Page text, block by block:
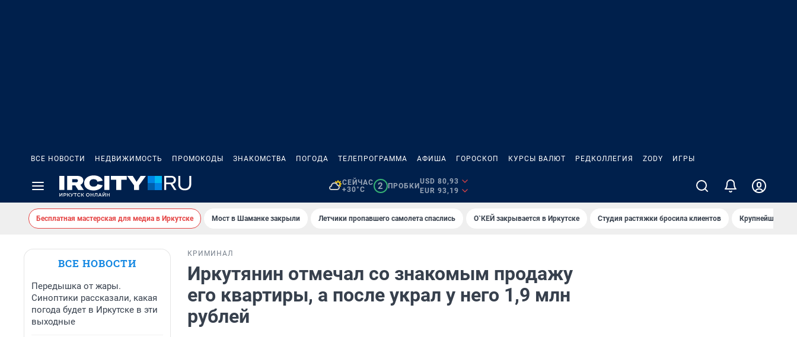
ВСЕ НОВОСТИ НЕДВИЖИМОСТЬ ПРОМОКОДЫ ЗНАКОМСТВА ПОГОДА ТЕЛЕПРОГРАММА АФИША ГОРОСКОП КУРСЫ ВАЛЮТ РЕДКОЛЛЕГИЯ ZODY ИГРЫ
СЕЙЧАС
+30°C
2 ПРОБКИ
USD 80,93
EUR 93,19
Бесплатная мастерская для медиа в Иркутске Мост в Шаманке закрыли Летчики пропавшего самолета спаслись О`КЕЙ закрывается в Иркутске Студия растяжки бросила клиентов Крупнейшие
ВСЕ НОВОСТИ
Передышка от жары.
Синоптики рассказали, какая
погода будет в Иркутске в эти
выходные
КРИМИНАЛ
Иркутянин отмечал со знакомым продажу
его квартиры, а после украл у него 1,9 млн
рублей